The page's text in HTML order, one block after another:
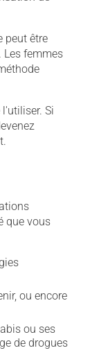
peut être
Les femmes
Si
que vous
ou encore
ou ses
de drogues